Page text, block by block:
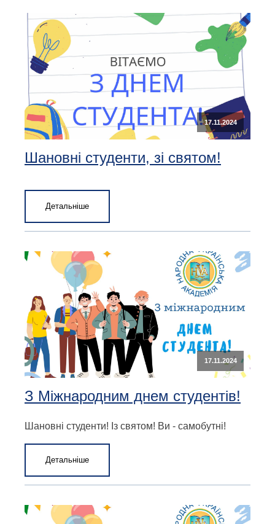
17.11.2024
Шановні студенти, зі святом!
Детальніше
17.11.2024
З Міжнародним днем студентів!
Шановні студенти! Із святом! Ви - самобутні!
Детальніше